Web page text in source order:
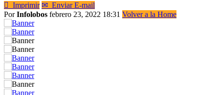
 Imprimir ✉ Enviar E-mail
PorInfolobos febrero 23, 2022 18:31 Volver a la Home